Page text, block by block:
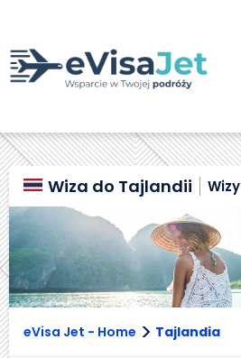
Wiza do Tajlandii Wizy
eVisa Jet - Home > Tajlandia